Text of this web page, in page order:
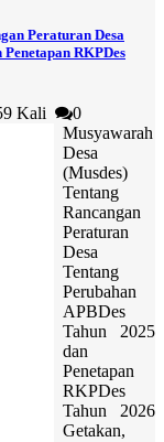
Peraturan Desa
RKPDes
Kali
0
Musyawarah
Desa
(Musdes)
Tentang
Rancangan
Peraturan
Desa
Tentang
Perubahan
APBDes
Tahun 2025
dan
Penetapan
RKPDes
Tahun 2026
Getakan,